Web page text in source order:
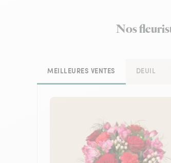
Nos
MEILLEURES VENTES DEUIL